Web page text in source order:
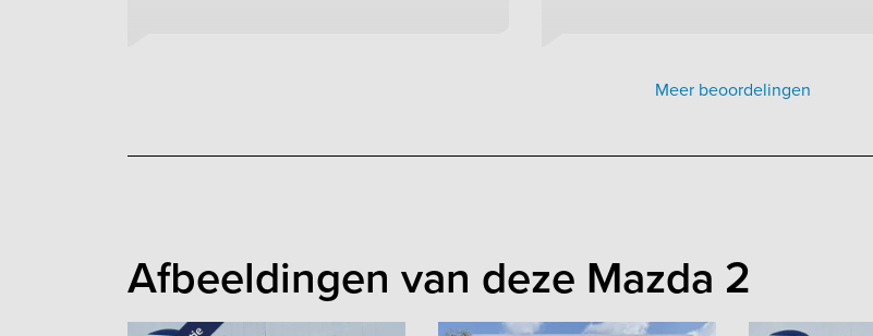
Meer beoordelingen
Afbeeldingen van deze Mazda 2